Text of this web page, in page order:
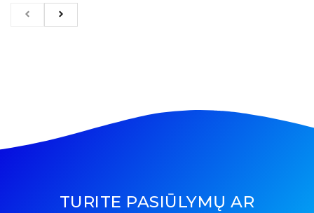
TURITE PASIŪLYMŲ AR